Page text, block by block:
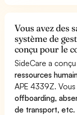
Vous avez des
système de
conçu pour le
SideCare a
ressources
APE 4339Z.
offboarding,
de transport, etc.